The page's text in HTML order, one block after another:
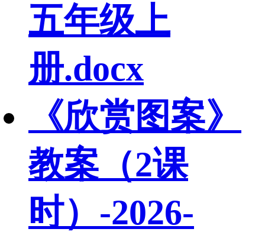
五年级上
册.docx
《欣赏图案》
教案（2课
时）-2026-